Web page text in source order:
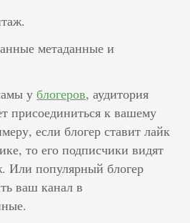
метаданные и
ублогеров, аудитория
присоединиться к вашему
если блогер ставит лайк
то его подписчики видят
Или популярный блогер
ваш канал в